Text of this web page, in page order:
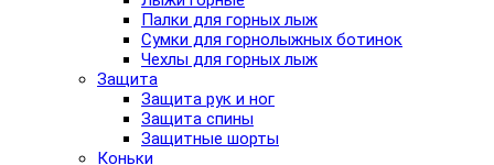
Палки для горных лыж
Сумки для горнолыжных ботинок
Чехлы для горных лыж
Защита
Защита рук и ног
Защита спины
Защитные шорты
Коньки